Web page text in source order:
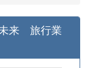
来 旅行業